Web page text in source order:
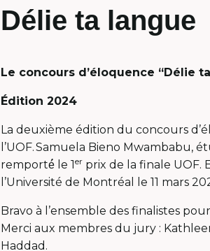
Délie ta langue
Le concours d’éloquence “Délie
Édition 2024
La deuxième édition du concours
l’UOF. Samuela Bieno Mwambabu,
remporté́ le 1er prix de la finale UOF.
l’Université de Montréal le 11 mars
Bravo à l’ensemble des finalistes
Merci aux membres du jury :
Haddad.